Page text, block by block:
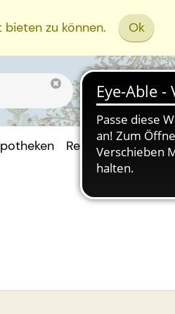
zu können. Ok
Rezept Einreichen